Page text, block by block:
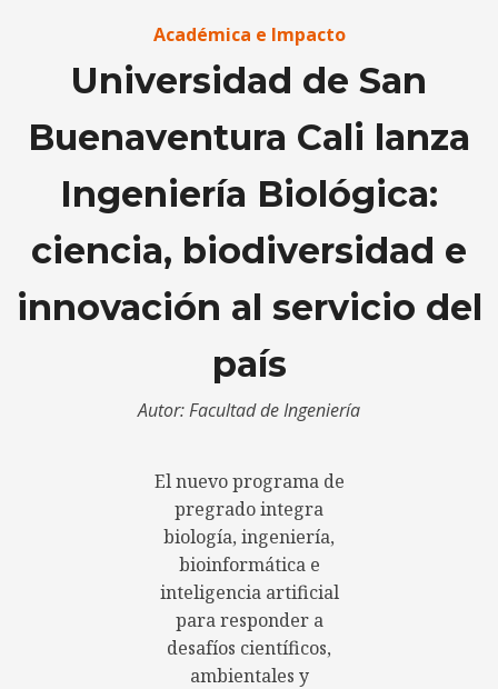
Académica e Impacto
Universidad de San
Buenaventura Cali lanza
Ingeniería Biológica:
ciencia, biodiversidad e
innovación al servicio del
país
Autor: Facultad de Ingeniería
El nuevo programa de
pregrado integra
biología, ingeniería,
bioinformática e
inteligencia artificial
para responder a
desafíos científicos,
ambientales y